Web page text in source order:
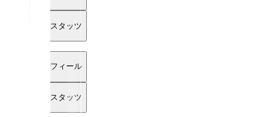
詳細スタッツ
プロフィール
詳細スタッツ